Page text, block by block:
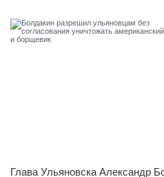
Глава Ульяновска Александр